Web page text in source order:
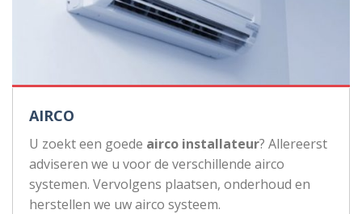
AIRCO
U zoekt een goede airco installateur? Allereerst
adviseren we u voor de verschillende airco
systemen. Vervolgens plaatsen, onderhoud en
herstellen we uw airco systeem.